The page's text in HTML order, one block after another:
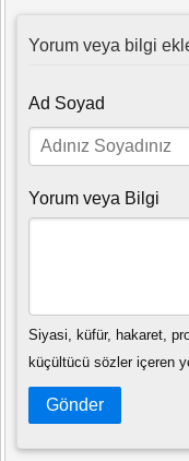
Yorum veya bilgi
Ad Soyad
Yorum veya Bilgi
Siyasi, küfür, hakaret,
küçültücü sözler içeren
Gönder